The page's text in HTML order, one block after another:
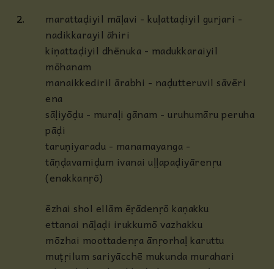
2.
marattaḍiyil māḷavi - kuḷattaḍiyil gurjari -
nadikkarayil āhiri
kiṇattaḍiyil dhēnuka - madukkaraiyil
mōhanam
manaikkediril ārabhi - naḍutteruvil sāvēri
ena
sāḷiyōḍu - muraḷi gānam - uruhumāru peruha
pāḍi
taruṇiyaradu - manamayanga -
tāṇḍavamiḍum ivanai uḷḷapaḍiyārenṛu
(enakkanṛō)
ēzhai shol ellām ēṛādenṛō kaṇakku
ettanai nāḷaḍi irukkumō vazhakku
mōzhai moottadenṛa ānṛorhaḷ karuttu
muṭṛilum sariyācchē mukunda murahari